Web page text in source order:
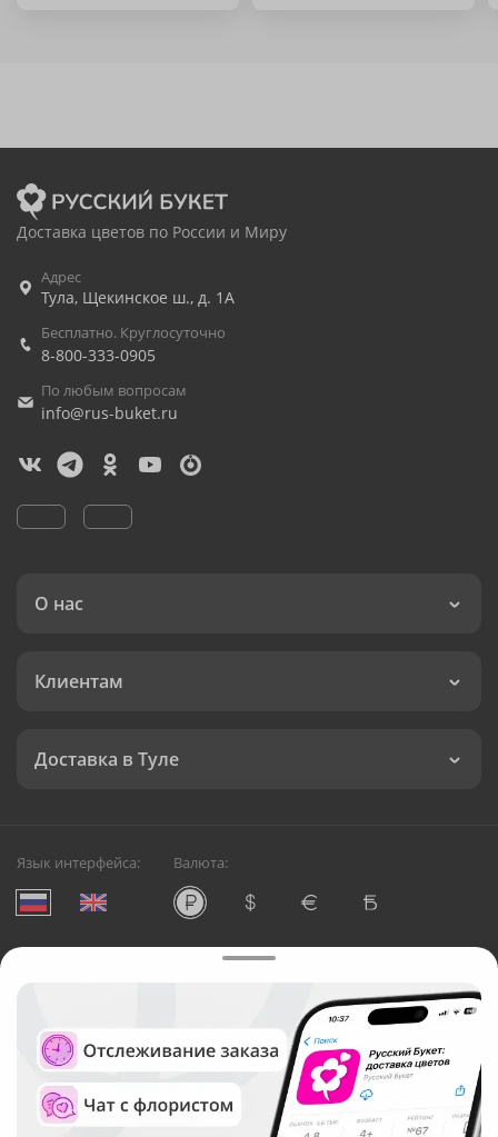
Доставка цветов по России и Миру
Адрес
Тула, Щекинское ш., д. 1А
Бесплатно. Круглосуточно
8-800-333-0905
По любым вопросам
info@rus-buket.ru
О нас
Клиентам
Доставка в Туле
Язык интерфейса: Валюта:
Служба круглосуточной доставки цветов в Туле
Русский Букет, 2026
Общество с ограниченной ответственностью «Технология»
ОГРН: 1195476081745, ИНН: 5410081997
Юридический адрес: г. Новосибирск, ул. Ипподромская,
д.42, оф. 3